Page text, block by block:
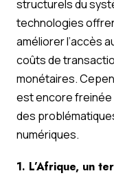
structurels du
technologies
améliorer l’accès
coûts de
monétaires.
est encore
des
numériques.
1. L’Afrique, un